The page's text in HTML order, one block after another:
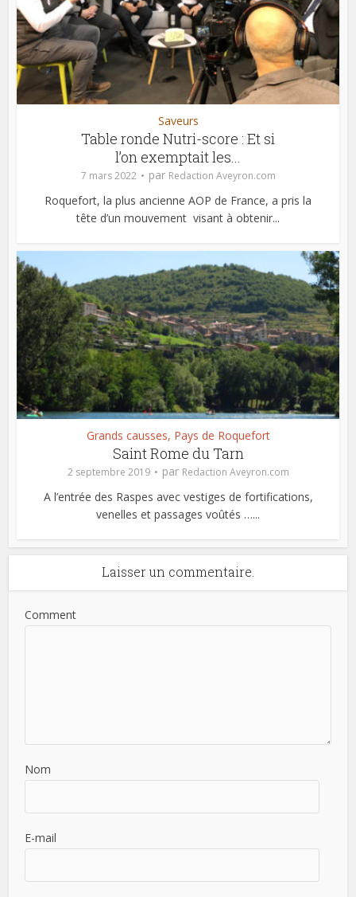
Saveurs
Table ronde Nutri-score : Et si
l’on exemptait les...
7 mars 2022 par Redaction Aveyron.com
Roquefort, la plus ancienne AOP de France, a pris la
tête d’un mouvement visant à obtenir...
Grands causses, Pays de Roquefort
Saint Rome du Tarn
2 septembre 2019 par Redaction Aveyron.com
A l’entrée des Raspes avec vestiges de fortifications,
venelles et passages voûtés …...
Laisser un commentaire.
Comment
Nom
E-mail